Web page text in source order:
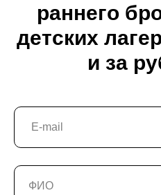
раннего
детских
и за